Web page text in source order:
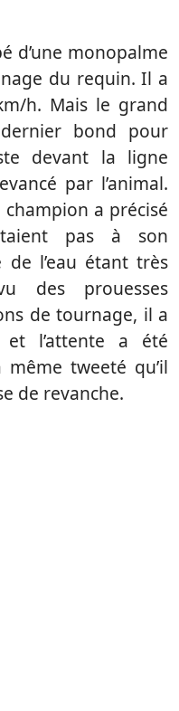
d’une monopalme
du requin. Il a
h. Mais le grand
bond pour
devant la ligne
par l’animal.
a précisé
pas à son
l’eau étant très
des prouesses
de tournage, il a
l’attente a été
tweeté qu’il
de revanche.